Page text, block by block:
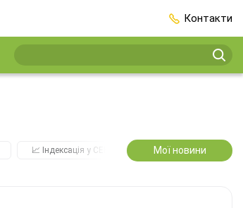
Контакти
📈 Індексація у СЕРПНІ 2️⃣0️⃣2️⃣7️⃣ Усі
Мої новини